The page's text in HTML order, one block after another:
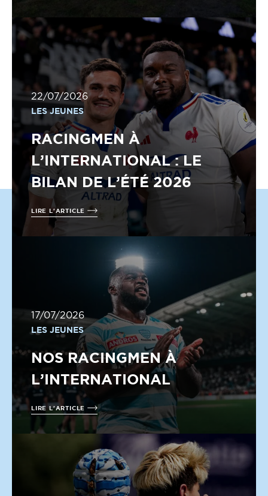
22/07/2026
LES JEUNES
RACINGMEN À
L’INTERNATIONAL : LE
BILAN DE L’ÉTÉ 2026
LIRE L'ARTICLE
17/07/2026
LES JEUNES
NOS RACINGMEN À
L’INTERNATIONAL
LIRE L'ARTICLE